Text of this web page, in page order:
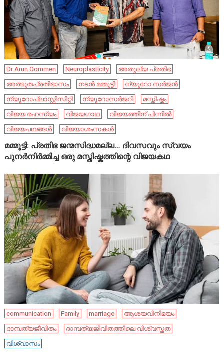
Dr Arun Oommen Neuroplasticity
അതുല്യ പ്രതിഭ
അത്ഭുതപ്രതിഭാസം
നടൻ മമ്മൂട്ടി
ന്യൂറോ സർജൻ
ന്യൂറോപ്ലാസ്റ്റിസിറ്റി
ന്യൂറോസർജറി
മസ്തിഷ്കം
വിജയ രഹസ്യം
വിജയഗാഥ
വിജയത്തിന് പിന്നിൽ
വിജയപഥങ്ങൾ
വിജയാശംസകൾ
മമ്മൂട്ടി: പ്രതിഭ ജന്മസിദ്ധമല്ല… ദിവസവും സ്വയം
പുനർനിർമ്മിച്ച ഒരു മസ്തിഷ്കത്തിന്റെ വിജയകഥ
communication Family marriage
ആശയവിനിമയം
ദാമ്പത്യജീവിതം
ദാമ്പത്യജീവിതത്തിലെ വിശ്വസ്തത
വിശ്വാസം